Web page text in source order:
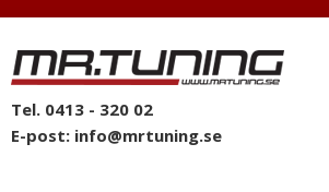
Tel. 0413 - 320 02
E-post: info@mrtuning.se